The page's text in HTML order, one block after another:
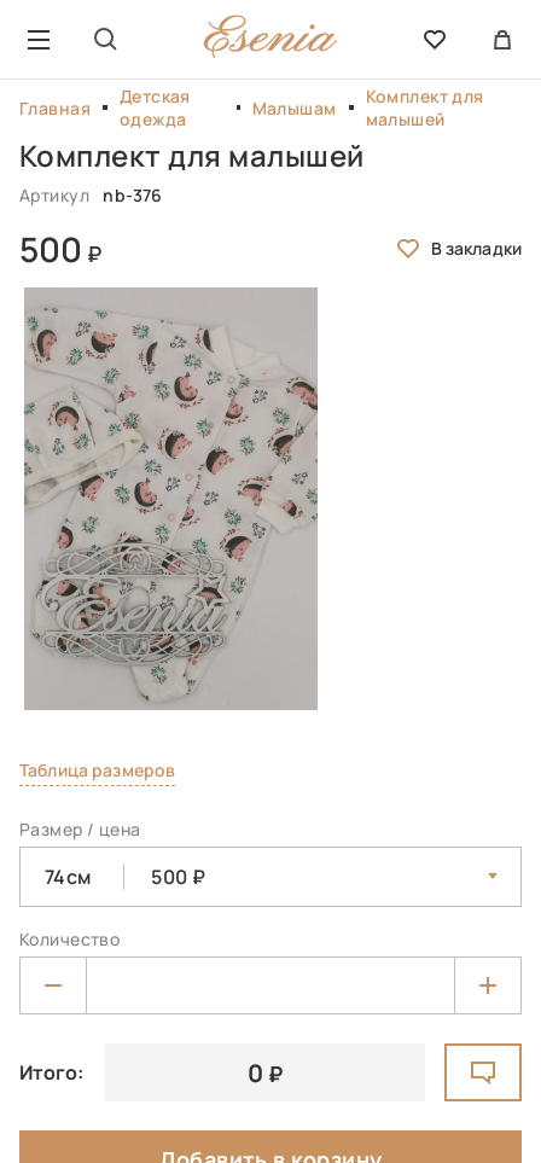
Главная
Детская
одежда
Малышам
Комплект для
малышей
Комплект для малышей
Артикул nb-376
500
Таблица размеров
Размер / цена
74см 500
Количество
Итого: 0